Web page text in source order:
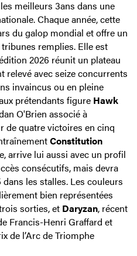
meilleurs 3ans dans une
Chaque année, cette
du galop mondial et offre un
remplies. Elle est
2026 réunit un plateau
avec seize concurrents
invaincus ou en pleine
prétendants figure Hawk
O'Brien associé à
de quatre victoires en cinq
Constitution
arrive lui aussi avec un profil
consécutifs, mais devra
les stalles. Les couleurs
bien représentées
sorties, et Daryzan, récent
Francis-Henri Graffard et
de l’Arc de Triomphe